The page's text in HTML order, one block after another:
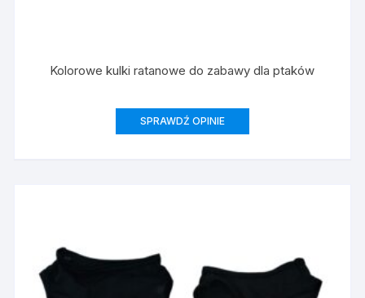
Kolorowe kulki ratanowe do zabawy dla ptaków
SPRAWDŹ OPINIE